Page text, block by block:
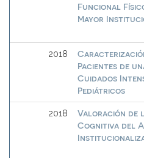
Funcional
Mayor
2018
Pacientes de
Cuidados
Pediátricos
2018
Valoración de
Cognitiva del